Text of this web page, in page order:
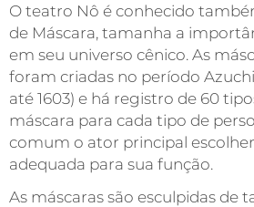
O teatro Nô é conhecido
de Máscara, tamanha a
em seu universo cênico. As
foram criadas no período
até 1603) e há registro de 60
máscara para cada tipo de
comum o ator principal
adequada para sua função.
As máscaras são esculpidas de